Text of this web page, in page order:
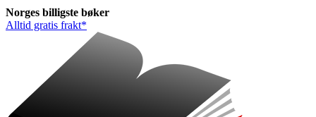
Norges billigste bøker
Alltid gratis frakt*